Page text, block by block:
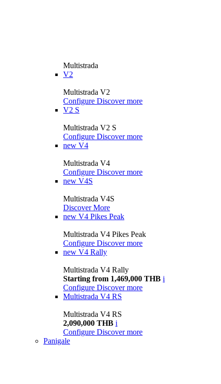
Multistrada
V2
Multistrada V2
Configure Discover more
V2 S
Multistrada V2 S
Configure Discover more
new V4
Multistrada V4
Configure Discover more
new V4S
Multistrada V4S
Discover More
new V4 Pikes Peak
Multistrada V4 Pikes Peak
Configure Discover more
new V4 Rally
Multistrada V4 Rally
Starting from 1,469,000 THB i
Configure Discover more
Multistrada V4 RS
Multistrada V4 RS
2,090,000 THB i
Configure Discover more
Panigale